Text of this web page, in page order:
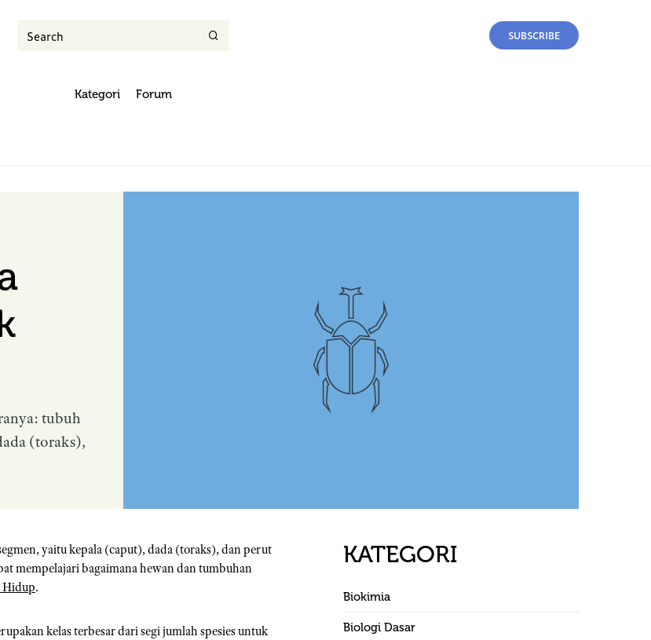
SUBSCRIBE
Kategori Forum
tubuh
(toraks),
yaitu kepala (caput), dada (toraks), dan perut
mempelajari bagaimana hewan dan tumbuhan
.
kelas terbesar dari segi jumlah spesies untuk
KATEGORI
Biokimia
Biologi Dasar